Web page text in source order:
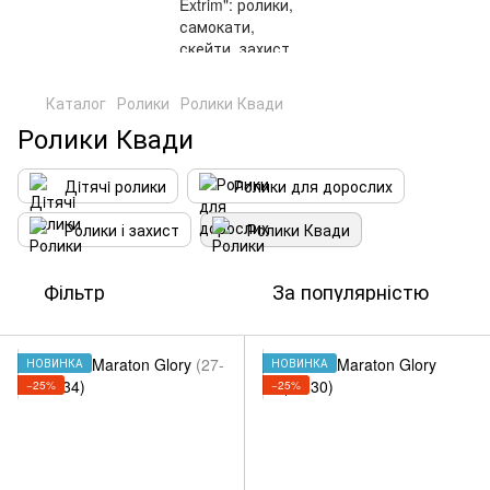
Каталог Ролики Ролики Квади
Ролики Квади
Дiтячi ролики
Ролики для дорослих
Ролики і захист
Ролики Квади
Фільтр За популярністю
НОВИНКА
−25%
НОВИНКА
−25%